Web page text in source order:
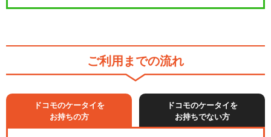
ご利用までの流れ
ドコモのケータイを
お持ちの方
ドコモのケータイを
お持ちでない方